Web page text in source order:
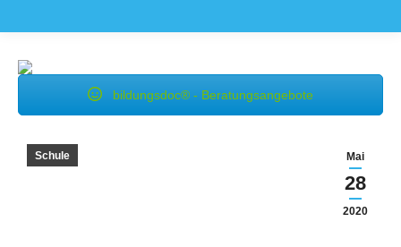
bildungsdoc® - Beratungsangebote
Mai
28
2020
Schule